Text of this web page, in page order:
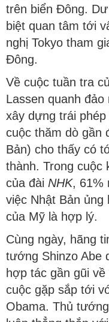
trên biển Đông.
biệt quan tâm tới
nghị Tokyo tham
Đông.
Về cuộc tuần tra
Lassen quanh
xây dựng trái
cuộc thăm dò gần
Bản) cho thấy có
thành. Trong cuộc
của đài NHK, 61%
việc Nhật Bản ủng
của Mỹ là hợp lý.
Cùng ngày, hãng
tướng Shinzo Abe
hợp tác gần gũi
cuộc gặp sắp tới
Obama. Thủ